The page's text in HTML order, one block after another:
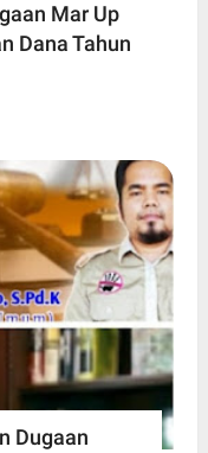
Mar Up
Dana Tahun
Dugaan